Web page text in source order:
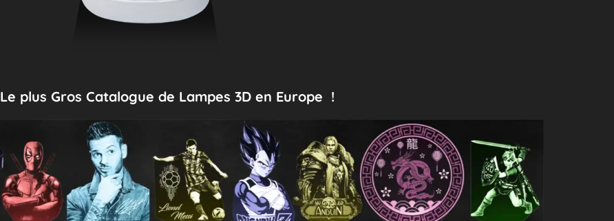
Le plus Gros Catalogue de Lampes 3D en Europe !